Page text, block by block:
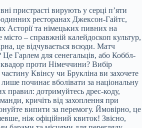
пристрасті вирують у серці п’яти
ресторанах Джексон-Гайтс,
Асторії та німецьких пивних на
– справжній калейдоскоп культур,
це відчувається всюди. Матч
Гарлем для сенегальців, або Коббл-
проти Німеччини? Вибір
Квінсу чи Брукліна ви захочете
починає вболівати за національну
правил: дотримуйтесь дрес-коду,
кричіть від захоплення при
випити за перемогу. Ймовірно, це
ніж офіційний квиток! Звісно,